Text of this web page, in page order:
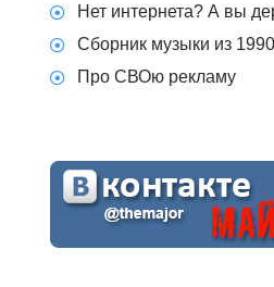
Нет интернета? А вы
Сборник музыки из
Про СВОю рекламу